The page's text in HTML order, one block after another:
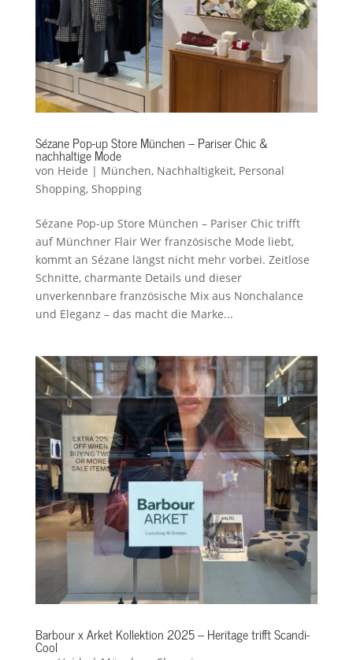
Sézane Pop-up Store München – Pariser Chic &
nachhaltige Mode
von Heide | München, Nachhaltigkeit, Personal
Shopping, Shopping
Sézane Pop-up Store München – Pariser Chic trifft
auf Münchner Flair Wer französische Mode liebt,
kommt an Sézane längst nicht mehr vorbei. Zeitlose
Schnitte, charmante Details und dieser
unverkennbare französische Mix aus Nonchalance
und Eleganz – das macht die Marke...
Barbour x Arket Kollektion 2025 – Heritage trifft Scandi-
Cool